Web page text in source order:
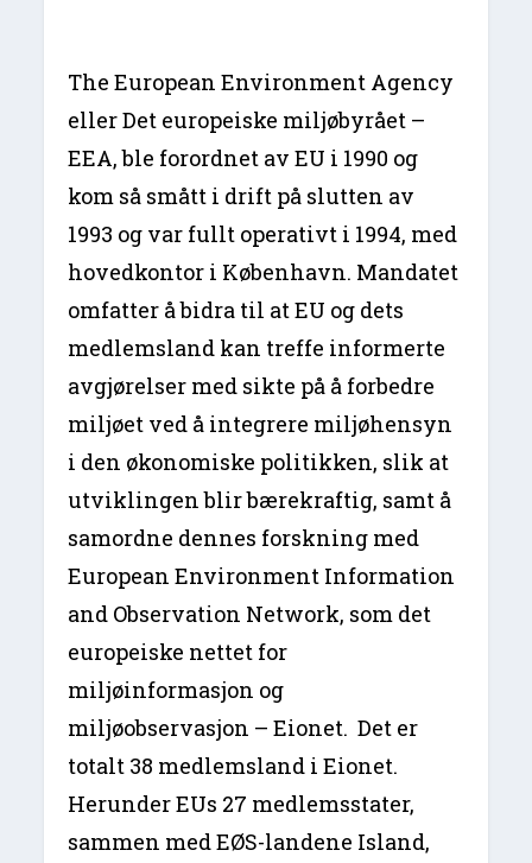
The European Environment Agency
eller Det europeiske miljøbyrået –
EEA, ble forordnet av EU i 1990 og
kom så smått i drift på slutten av
1993 og var fullt operativt i 1994, med
hovedkontor i København. Mandatet
omfatter å bidra til at EU og dets
medlemsland kan treffe informerte
avgjørelser med sikte på å forbedre
miljøet ved å integrere miljøhensyn
i den økonomiske politikken, slik at
utviklingen blir bærekraftig, samt å
samordne dennes forskning med
European Environment Information
and Observation Network, som det
europeiske nettet for
miljøinformasjon og
miljøobservasjon – Eionet. Det er
totalt 38 medlemsland i Eionet.
Herunder EUs 27 medlemsstater,
sammen med EØS-landene Island,